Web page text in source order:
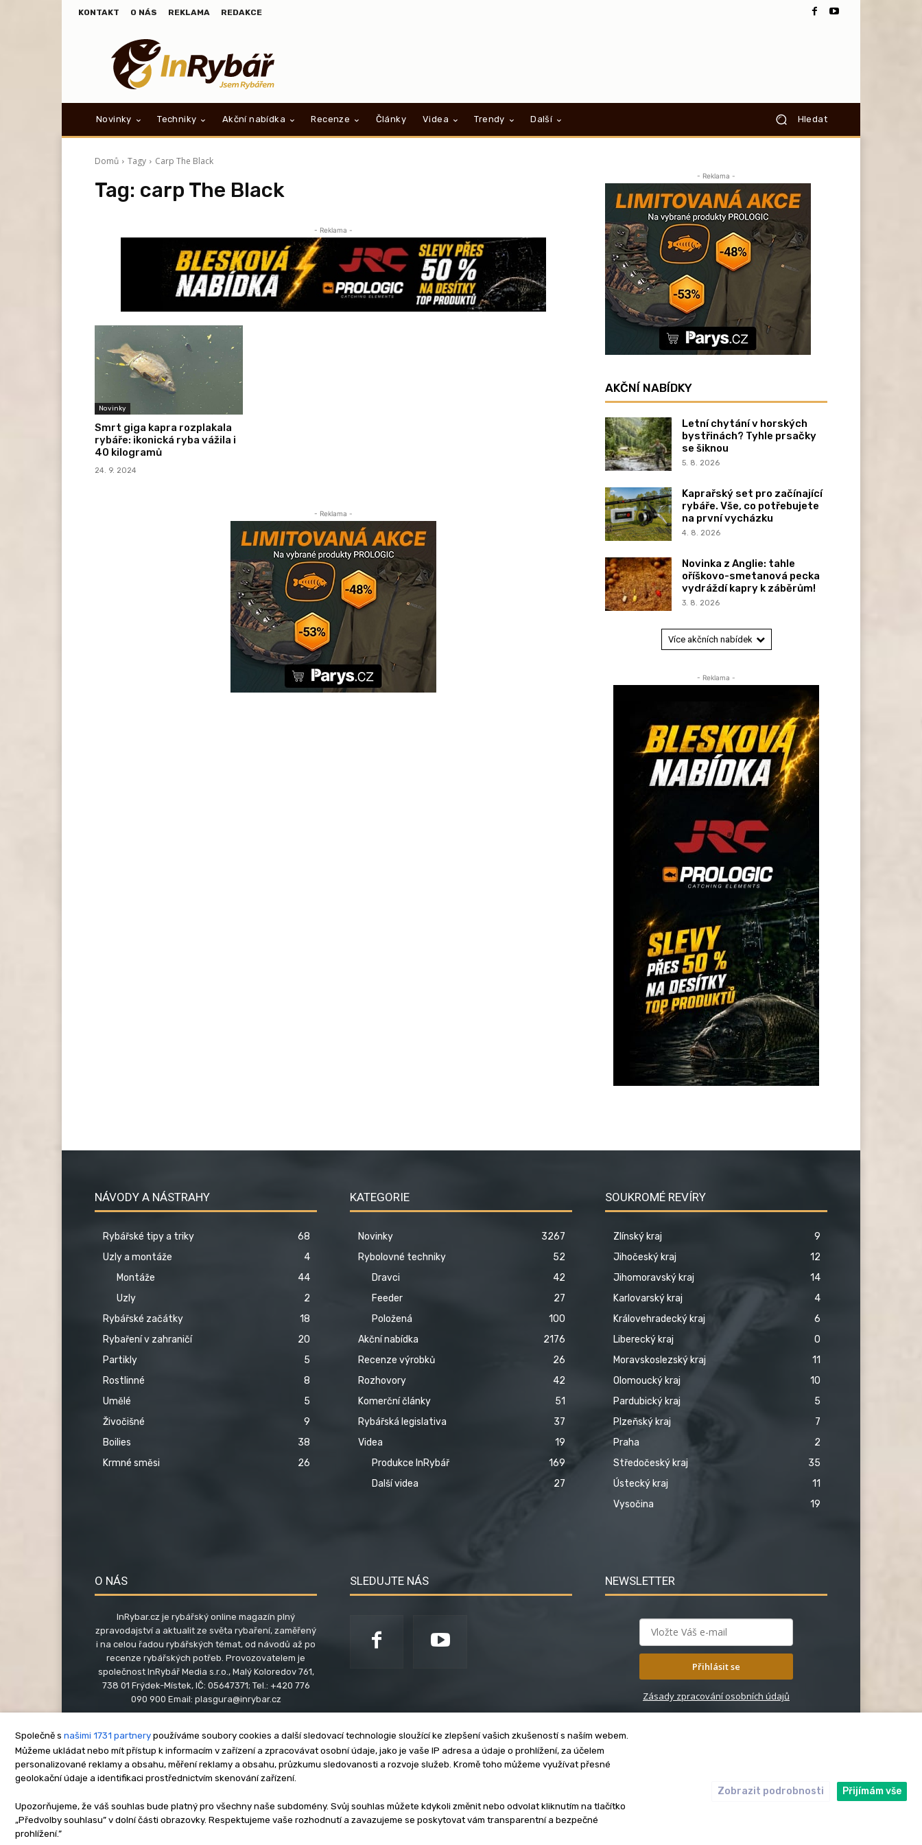
KONTAKT O NÁS REKLAMA REDAKCE
Novinky Techniky Akční nabídka Recenze Články Videa Trendy Další Hledat
Domů Tagy Carp The Black
Tag: carp The Black
- Reklama -
Novinky
Smrt giga kapra rozplakala
rybáře: ikonická ryba vážila i
40 kilogramů
24. 9. 2024
- Reklama -
- Reklama -
AKČNÍ NABÍDKY
Letní chytání v horských
bystřinách? Tyhle prsačky
se šiknou
5. 8. 2026
Kaprařský set pro začínající
rybáře. Vše, co potřebujete
na první vycházku
4. 8. 2026
Novinka z Anglie: tahle
oříškovo-smetanová pecka
vydráždí kapry k záběrům!
3. 8. 2026
Více akčních nabídek
- Reklama -
NÁVODY A NÁSTRAHY
Rybářské tipy a triky
68
Uzly a montáže
4
Montáže
44
Uzly
2
Rybářské začátky
18
Rybaření v zahraničí
20
Partikly
5
Rostlinné
8
Umělé
5
Živočišné
9
Boilies
38
Krmné směsi
26
KATEGORIE
Novinky
3267
Rybolovné techniky
52
Dravci
42
Feeder
27
Položená
100
Akční nabídka
2176
Recenze výrobků
26
Rozhovory
42
Komerční články
51
Rybářská legislativa
37
Videa
19
Produkce InRybář
169
Další videa
27
SOUKROMÉ REVÍRY
Zlínský kraj
9
Jihočeský kraj
12
Jihomoravský kraj
14
Karlovarský kraj
4
Královehradecký kraj
6
Liberecký kraj
0
Moravskoslezský kraj
11
Olomoucký kraj
10
Pardubický kraj
5
Plzeňský kraj
7
Praha
2
Středočeský kraj
35
Ústecký kraj
11
Vysočina
19
O NÁS
InRybar.cz je rybářský online magazín plný
zpravodajství a aktualit ze světa rybaření, zaměřený
i na celou řadou rybářských témat, od návodů až po
recenze rybářských potřeb. Provozovatelem je
společnost InRybář Media s.r.o., Malý Koloredov 761,
738 01 Frýdek-Místek, IČ: 05647371; Tel.: +420 776
090 900 Email: plasgura@inrybar.cz
SLEDUJTE NÁS NEWSLETTER
Přihlásit se
Zásady zpracování osobních údajů
O nás Kontakt Reklama Zásady soukromí Privacy policy Cookies Etický kodex
Copyright © www.inrybar.cz 2013 - 2026 | Na veškerý materiál, který je zde uveřejněný, se vztahují autorská práva. Redakce InRybar.cz.
Společně s našimi 1731 partnery používáme soubory cookies a další sledovací technologie sloužící ke zlepšení vašich zkušeností s naším webem.
Můžeme ukládat nebo mít přístup k informacím v zařízení a zpracovávat osobní údaje, jako je vaše IP adresa a údaje o prohlížení, za účelem
personalizované reklamy a obsahu, měření reklamy a obsahu, průzkumu sledovanosti a rozvoje služeb. Kromě toho můžeme využívat přesné
geolokační údaje a identifikaci prostřednictvím skenování zařízení.
Upozorňujeme, že váš souhlas bude platný pro všechny naše subdomény. Svůj souhlas můžete kdykoli změnit nebo odvolat kliknutím na tlačítko
„Předvolby souhlasu” v dolní části obrazovky. Respektujeme vaše rozhodnutí a zavazujeme se poskytovat vám transparentní a bezpečné
prohlížení.”
Zobrazit podrobnosti Přijímám vše